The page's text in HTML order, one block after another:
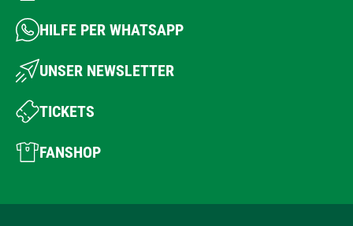
HILFE PER WHATSAPP
UNSER NEWSLETTER
TICKETS
FANSHOP